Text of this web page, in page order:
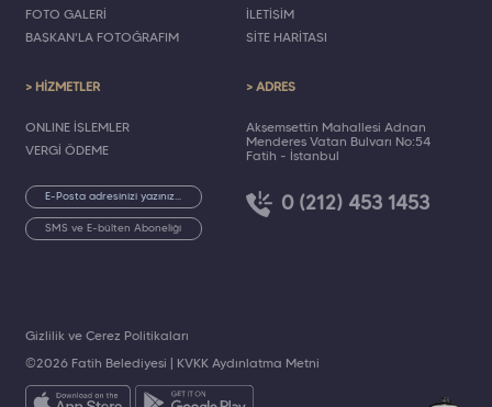
FOTO GALERİ
BAŞKAN'LA FOTOĞRAFIM
İLETİŞİM
SİTE HARİTASI
> HİZMETLER
ONLINE İŞLEMLER
VERGİ ÖDEME
SMS ve E-bülten Aboneliği
> ADRES
Akşemsettin Mahallesi Adnan
Menderes Vatan Bulvarı No:54
Fatih - İstanbul
0 (212) 453 1453
©2026 Fatih Belediyesi | KVKK Aydınlatma Metni
Gizlilik ve Çerez Politikaları